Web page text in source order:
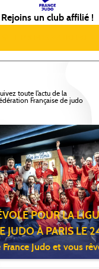
Rejoins un club affilié !
toute l’actu de la
Française de judo
POUR LA
JUDO À PARIS LE
Judo et vous